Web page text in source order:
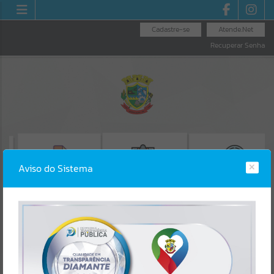
Atende.Net
Cadastre-se
Recuperar Senha
ISS/ALVARÁ
NEGATIVA_CND
PROTOCOLO
Aviso do Sistema
Gerenciamento do Sistema
CÓDIGO DA MENSAGEM: EST-000040
Ocorreu um erro de script: